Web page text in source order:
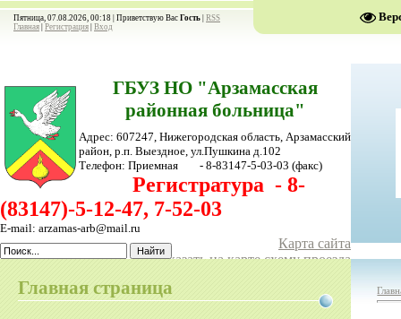
Пятница, 07.08.2026, 00:18 | Приветствую Вас Гость RSS
Главная Регистрация Вход
ГБУЗ НО "Арзамасская
районная больница"
Адрес: 607247, Нижегородская область, Арзамасский
район, р.п. Выездное, ул.Пушкина д.102
Телефон: Приемная - 8-83147-5-03-03 (факс)
Регистратура - 8-
(83147)-5-12-47, 7-52-03
E-mail: arzamas-arb@mail.ru
Карта сайта
Показать на карте схему проезда
Главная страница